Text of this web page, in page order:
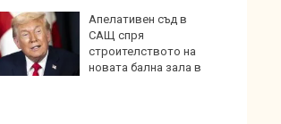
Апелативен съд в
САЩ спря
строителството на
новата бална зала в